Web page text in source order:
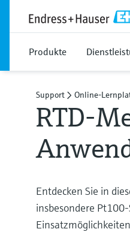
Produkte
Support Online-
RTD-
Entdecken Sie in
insbesondere